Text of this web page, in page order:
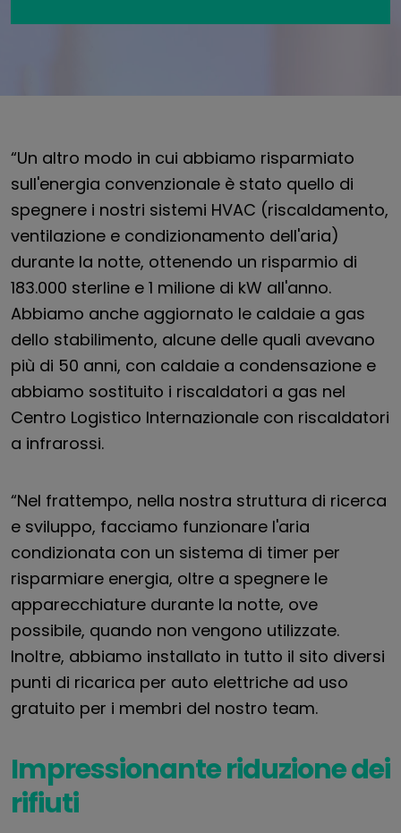
“Un altro modo in cui abbiamo risparmiato
sull'energia convenzionale è stato quello di
spegnere i nostri sistemi HVAC (riscaldamento,
ventilazione e condizionamento dell'aria)
durante la notte, ottenendo un risparmio di
183.000 sterline e 1 milione di kW all'anno.
Abbiamo anche aggiornato le caldaie a gas
dello stabilimento, alcune delle quali avevano
più di 50 anni, con caldaie a condensazione e
abbiamo sostituito i riscaldatori a gas nel
Centro Logistico Internazionale con riscaldatori
a infrarossi.
“Nel frattempo, nella nostra struttura di ricerca
e sviluppo, facciamo funzionare l'aria
condizionata con un sistema di timer per
risparmiare energia, oltre a spegnere le
apparecchiature durante la notte, ove
possibile, quando non vengono utilizzate.
Inoltre, abbiamo installato in tutto il sito diversi
punti di ricarica per auto elettriche ad uso
gratuito per i membri del nostro team.
Impressionante riduzione dei
rifiuti